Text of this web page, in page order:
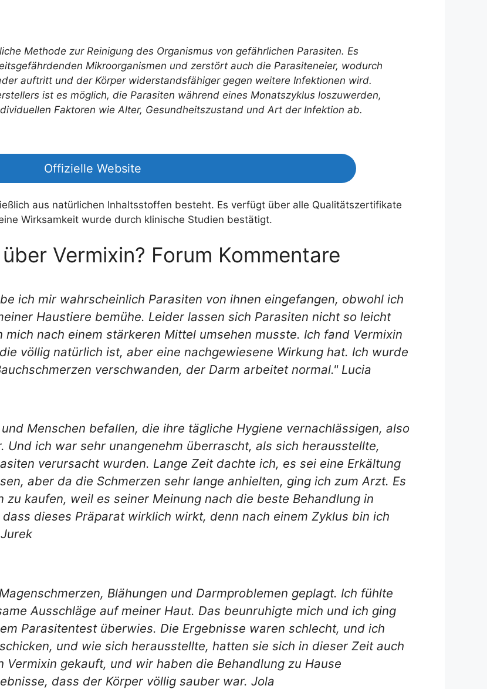
Methode zur Reinigung des Organismus von gefährlichen Parasiten. Es
Mikroorganismen und zerstört auch die Parasiteneier, wodurch
auftritt und der Körper widerstandsfähiger gegen weitere Infektionen wird.
ist es möglich, die Parasiten während eines Monatszyklus loszuwerden,
Faktoren wie Alter, Gesundheitszustand und Art der Infektion ab.
Offizielle Website
aus natürlichen Inhaltsstoffen besteht. Es verfügt über alle Qualitätszertifikate
Wirksamkeit wurde durch klinische Studien bestätigt.
Vermixin? Forum Kommentare
ich mir wahrscheinlich Parasiten von ihnen eingefangen, obwohl ich
Haustiere bemühe. Leider lassen sich Parasiten nicht so leicht
nach einem stärkeren Mittel umsehen musste. Ich fand Vermixin
völlig natürlich ist, aber eine nachgewiesene Wirkung hat. Ich wurde
verschwanden, der Darm arbeitet normal." Lucia
Menschen befallen, die ihre tägliche Hygiene vernachlässigen, also
Und ich war sehr unangenehm überrascht, als sich herausstellte,
verursacht wurden. Lange Zeit dachte ich, es sei eine Erkältung
aber da die Schmerzen sehr lange anhielten, ging ich zum Arzt. Es
kaufen, weil es seiner Meinung nach die beste Behandlung in
dieses Präparat wirklich wirkt, denn nach einem Zyklus bin ich
Blähungen und Darmproblemen geplagt. Ich fühlte
Ausschläge auf meiner Haut. Das beunruhigte mich und ich ging
Parasitentest überwies. Die Ergebnisse waren schlecht, und ich
und wie sich herausstellte, hatten sie sich in dieser Zeit auch
gekauft, und wir haben die Behandlung zu Hause
dass der Körper völlig sauber war. Jola